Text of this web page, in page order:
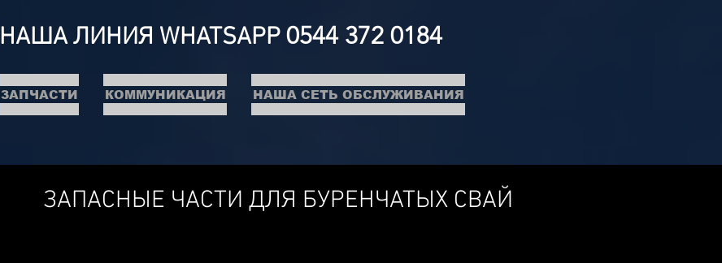
НАША ЛИНИЯ WHATSAPP0544 372 0184
ЗАПЧАСТИ КОММУНИКАЦИЯ НАША СЕТЬ ОБСЛУЖИВАНИЯ
ЗАПАСНЫЕ ЧАСТИ ДЛЯ БУРЕНЧАТЫХ СВАЙ